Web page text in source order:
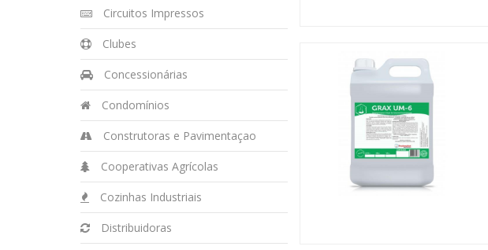
Circuitos Impressos
Clubes
Concessionárias
Condomínios
Construtoras e Pavimentaçao
Cooperativas Agrícolas
Cozinhas Industriais
Distribuidoras